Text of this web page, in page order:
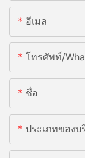
อีเมล
โทรศัพท์/
ชื่อ
ประเภทของบ